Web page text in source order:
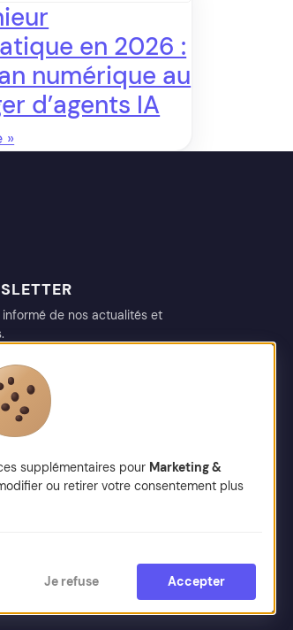
en 2026 :
numérique au
d’agents IA
»
informé de nos actualités et
supplémentaires pour Marketing &
ou retirer votre consentement plus
Je refuse Accepter